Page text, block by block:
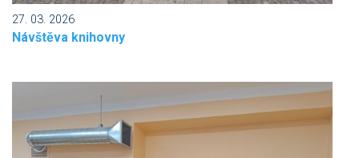
27. 03. 2026
Návštěva knihovny